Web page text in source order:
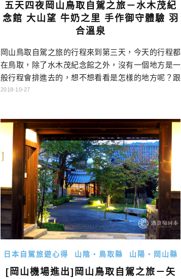
五天四夜岡山鳥取自駕之旅－水木茂紀
念館 大山望 牛奶之里 手作御守體驗 羽
合溫泉
岡山鳥取自駕之旅的行程來到第三天，今天的行程都
在鳥取，除了水木茂紀念館之外，沒有一個地方是一
般行程會排進去的，想不想看看是怎樣的地方呢？跟
著我一起神遊鳥取吧！ 岡山鳥取自駕行程總覽 點底下
散策→吹屋ふるさと村→千屋牛→御前酒蔵元→蒜山
ジャージーランド→境港→味処美佐→水木しげるロ
ード DAY3 […]…
2018-10-27
日本自駕旅遊心得 山陰・鳥取縣 山陽・岡山縣
[岡山機場進出]岡山鳥取自駕之旅－矢